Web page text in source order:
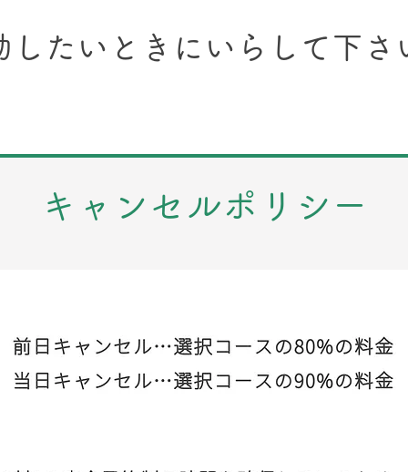
したいときにいらして下さ
​キャンセルポリシー